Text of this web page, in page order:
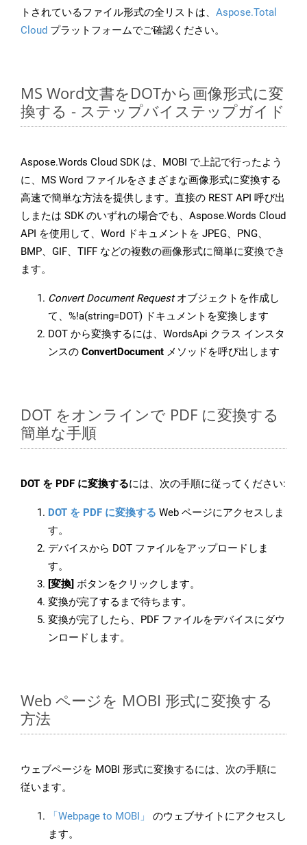
トされているファイル形式の全リストは、 Aspose.Total
Cloud プラットフォームでご確認ください。
MS Word文書をDOTから画像形式に変
換する - ステップバイステップガイド
Aspose.Words Cloud SDK は、MOBI で上記で行ったよう
に、MS Word ファイルをさまざまな画像形式に変換する
高速で簡単な方法を提供します。直接の REST API 呼び出
しまたは SDK のいずれの場合でも、Aspose.Words Cloud
API を使用して、Word ドキュメントを JPEG、PNG、
BMP、GIF、TIFF などの複数の画像形式に簡単に変換でき
ます。
Convert Document Requestオブジェクトを作成し
て、%!a(string=DOT) ドキュメントを変換します
DOT から変換するには、WordsApi クラス インスタ
ンスの ConvertDocument メソッドを呼び出します
DOT をオンラインで PDF に変換する
簡単な手順
DOT を PDF に変換するには、次の手順に従ってください:
DOT を PDF に変換する Web ページにアクセスしま
す。
デバイスから DOT ファイルをアップロードしま
す。
[変換] ボタンをクリックします。
変換が完了するまで待ちます。
変換が完了したら、PDF ファイルをデバイスにダウ
ンロードします。
Web ページを MOBI 形式に変換する
方法
ウェブページを MOBI 形式に変換するには、次の手順に
従います。
「Webpage to MOBI」
のウェブサイトにアクセスし
ます。